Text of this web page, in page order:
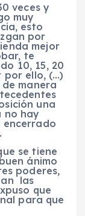
veces y
muy
esto
por
mejor
te
10, 15, 20
por ello, (…)
manera
una
no hay
encerrado
se tiene
ánimo
poderes,
las
que
para que